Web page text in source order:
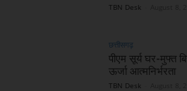
TBN Desk
छत्तीसगढ़
पीएम सूर्य घर-मुफ्त
ऊर्जा आत्मनिर्भरता
TBN Desk